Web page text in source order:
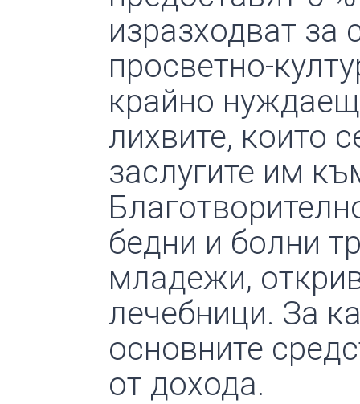
изразходват за
просветно-
крайно
лихвите, които
заслугите им
бедни и болни
младежи,
лечебници. За
основните
от дохода.